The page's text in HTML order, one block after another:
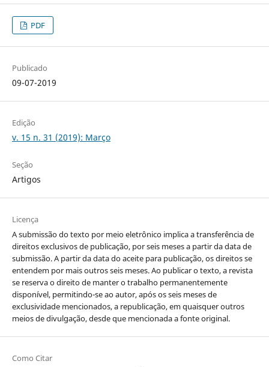
PDF
Publicado
09-07-2019
Edição
v. 15 n. 31 (2019): Março
Seção
Artigos
Licença
A submissão do texto por meio eletrônico implica a transferência de
direitos exclusivos de publicação, por seis meses a partir da data de
submissão. A partir da data do aceite para publicação, os direitos se
entendem por mais outros seis meses. Ao publicar o texto, a revista
se reserva o direito de manter o trabalho permanentemente
disponível, permitindo-se ao autor, após os seis meses de
exclusividade mencionados, a republicação, em quaisquer outros
meios de divulgação, desde que mencionada a fonte original.
Como Citar